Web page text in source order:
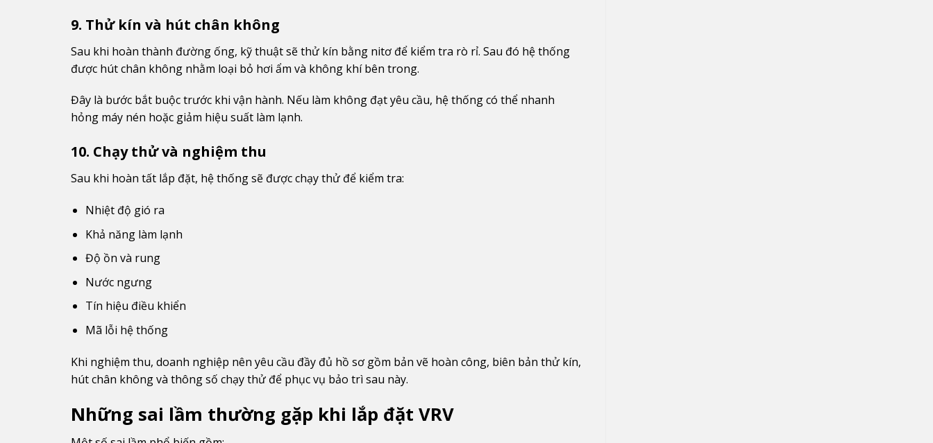
9. Thử kín và hút chân không
Sau khi hoàn thành đường ống, kỹ thuật sẽ thử kín bằng nitơ để kiểm tra rò rỉ. Sau đó hệ thống
được hút chân không nhằm loại bỏ hơi ẩm và không khí bên trong.
Đây là bước bắt buộc trước khi vận hành. Nếu làm không đạt yêu cầu, hệ thống có thể nhanh
hỏng máy nén hoặc giảm hiệu suất làm lạnh.
10. Chạy thử và nghiệm thu
Sau khi hoàn tất lắp đặt, hệ thống sẽ được chạy thử để kiểm tra:
Nhiệt độ gió ra
Khả năng làm lạnh
Độ ồn và rung
Nước ngưng
Tín hiệu điều khiển
Mã lỗi hệ thống
Khi nghiệm thu, doanh nghiệp nên yêu cầu đầy đủ hồ sơ gồm bản vẽ hoàn công, biên bản thử kín,
hút chân không và thông số chạy thử để phục vụ bảo trì sau này.
Những sai lầm thường gặp khi lắp đặt VRV